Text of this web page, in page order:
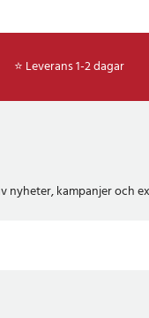
⭐ Leverans 1-2 dagar
nyheter, kampanjer och